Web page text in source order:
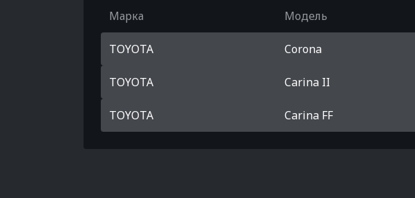
Марка Модель
TOYOTA Corona
TOYOTA Carina II
TOYOTA Carina FF